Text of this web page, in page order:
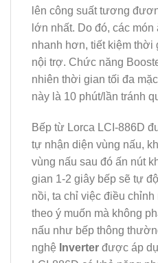
lên công suất tương
lớn nhất. Do đó, các
nhanh hơn, tiết kiệm thời
nội trợ. Chức năng
nhiên thời gian tối đa
này là 10 phút/lần tránh
Bếp từ Lorca LCI-886D
tự nhận diện vùng nấu,
vùng nấu sau đó ấn nút
gian 1-2 giây bếp sẽ tự
nồi, ta chỉ việc điều
theo ý muốn mà không
nấu như bếp thông
nghệ Inverter được áp